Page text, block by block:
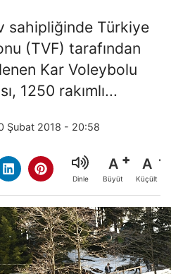
sahipliğinde Türkiye
(TVF) tarafından
Kar Voleybolu
1250 rakımlı...
Şubat 2018 - 20:58
Dinle
A
Büyüt
A
Küçült